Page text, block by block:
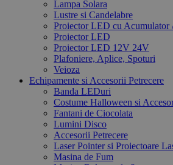
Lampa Solara
Lustre si Candelabre
Proiector LED cu Acumulator
Proiector LED
Proiector LED 12V 24V
Plafoniere, Aplice, Spoturi
Veioza
Echipamente si Accesorii Petrecere
Banda LEDuri
Costume Halloween si
Fantani de Ciocolata
Lumini Disco
Accesorii Petrecere
Laser Pointer si Proiectoare
Masina de Fum